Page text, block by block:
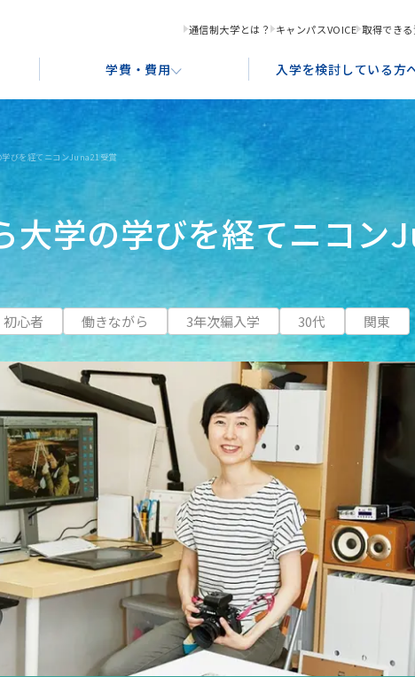
通信制大学とは？ キャンパスVOICE 取得できる
学習サポート 就職サポ
アクセス案内 ポリシー
テンツ創造学科
ーションコース
グラフィックデザインコース
書画コース
食文化デザインコース
ス 染織コース
写真コース
学費・費用
奨学金制度・ローンのご案内 教材・機
入学を検討している方
入学形態と出願資格 あなたに
学びを経てニコンJuna21受賞
大学の学びを経てニコン
初心者 働きながら 3年次編入学 30代 関東